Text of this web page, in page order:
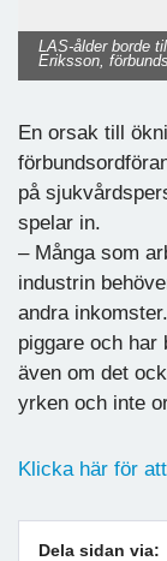
LAS-ålder borde
Eriksson,
En orsak till
på
spelar in.
– Många som
industrin
andra
piggare och har
även om det
yrken och inte
Klicka här för
Dela sidan via: